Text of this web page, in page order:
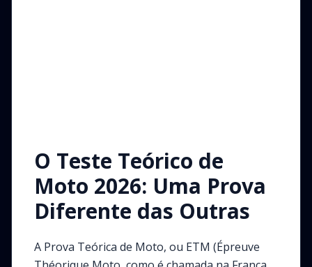
O Teste Teórico de
Moto 2026: Uma Prova
Diferente das Outras
A Prova Teórica de Moto, ou ETM (Épreuve